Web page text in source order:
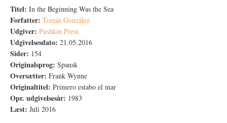
Titel: In the Beginning Was the Sea
Forfatter: Tomás González
Udgiver: Pushkin Press
Udgivelsesdato: 21.05.2016
Sider: 154
Originalsprog: Spansk
Oversætter: Frank Wynne
Originaltitel: Primero estabo el mar
Opr. udgivelsesår: 1983
Læst: Juli 2016